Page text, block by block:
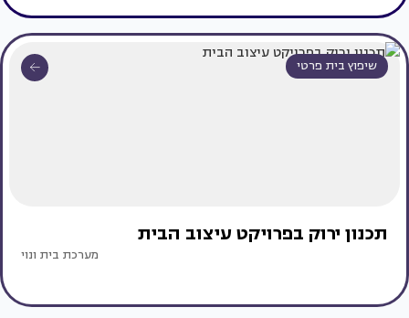
שיפוץ בית פרטי
תכנון ירוק בפרויקט עיצוב הבית
מערכת בית ונוי